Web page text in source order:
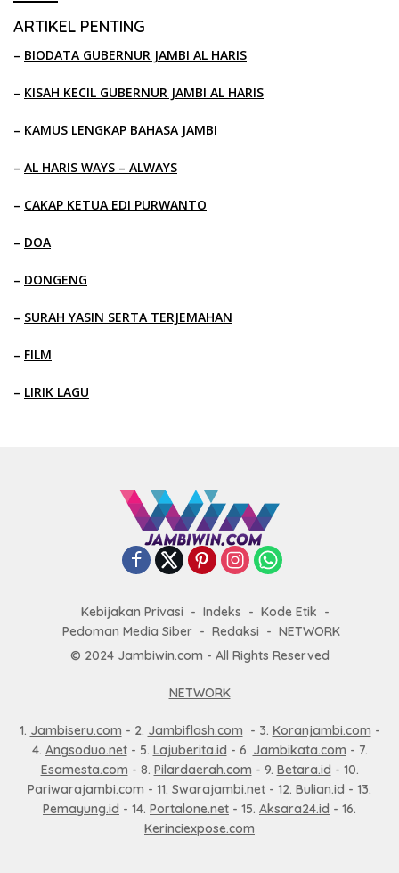
ARTIKEL PENTING
– BIODATA GUBERNUR JAMBI AL HARIS
– KISAH KECIL GUBERNUR JAMBI AL HARIS
– KAMUS LENGKAP BAHASA JAMBI
– AL HARIS WAYS – ALWAYS
– CAKAP KETUA EDI PURWANTO
– DOA
– DONGENG
– SURAH YASIN SERTA TERJEMAHAN
– FILM
– LIRIK LAGU
Kebijakan Privasi Indeks
Kode Etik
Pedoman Media Siber
Redaksi
NETWORK
© 2024 Jambiwin.com - All Rights Reserved
NETWORK
1. Jambiseru.com - 2. Jambiflash.com - 3. Koranjambi.com -
4. Angsoduo.net- 5. Lajuberita.id - 6. Jambikata.com - 7.
Esamesta.com - 8. Pilardaerah.com - 9. Betara.id - 10.
Pariwarajambi.com - 11. Swarajambi.net - 12. Bulian.id - 13.
Pemayung.id - 14. Portalone.net - 15. Aksara24.id - 16.
Kerinciexpose.com